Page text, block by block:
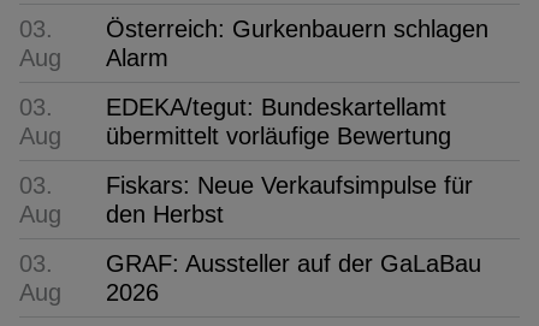
03.
Aug
Österreich: Gurkenbauern schlagen
Alarm
03.
Aug
EDEKA/tegut: Bundeskartellamt
übermittelt vorläufige Bewertung
03.
Aug
Fiskars: Neue Verkaufsimpulse für
den Herbst
03.
Aug
GRAF: Aussteller auf der GaLaBau
2026